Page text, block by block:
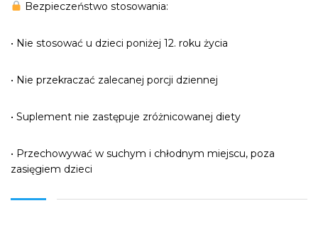
Bezpieczeństwo stosowania:
• Nie stosować u dzieci poniżej 12. roku życia
• Nie przekraczać zalecanej porcji dziennej
• Suplement nie zastępuje zróżnicowanej diety
• Przechowywać w suchym i chłodnym miejscu, poza
zasięgiem dzieci